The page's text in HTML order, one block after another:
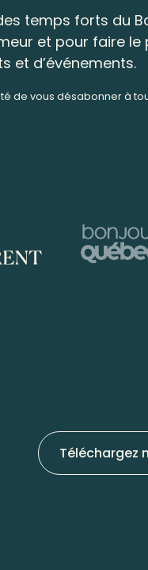
temps forts du
et pour faire le
et d’événements.
de vous désabonner à
Téléchargez